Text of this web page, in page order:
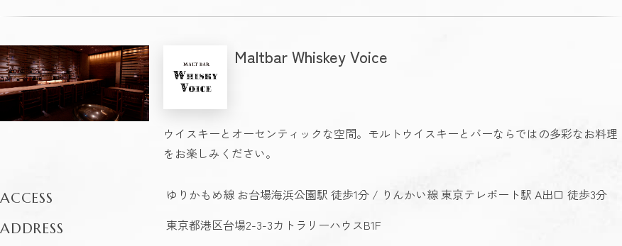
Maltbar Whiskey Voice
ウイスキーとオーセンティックな空間。モルトウイスキーとバーならではの多彩なお料理
をお楽しみください。
ACCESS ゆりかもめ線 お台場海浜公園駅 徒歩1分 / りんかい線 東京テレポート駅 A出口 徒歩3分
ADDRESS 東京都港区台場2-3-3カトラリーハウスB1F